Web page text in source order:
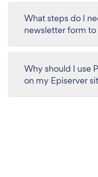
What steps do I
newsletter form
Why should I use
on my Episerver